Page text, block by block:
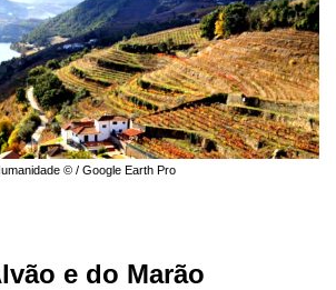
© / Google Earth Pro
e do Marão